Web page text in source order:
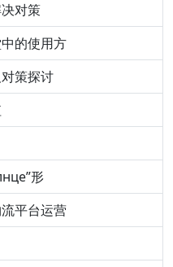
对策
的使用方
策探讨
形
平台运营